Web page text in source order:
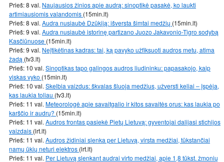
Prieš: 8 val. Naujausios žinios apie audrą: sinoptikė pasakė, ko laukti
artimiausiomis valandomis (15min.lt)
Prieš: 8 val. Audra nusiaubė Dzūkiją: išversta šimtai medžių (15min.lt)
Prieš: 9 val. Audra nusiaubė istorinę partizano Juozo Jakavonio-Tigro sodybą
Kasčiūnuose (15min.lt)
Prieš: 9 val. Neįtikėtinas kadras: tai, ką pavyko užfiksuoti audros metu, atima
žadą (tv3.lt)
Prieš: 10 val. Sinoptikas tapo galingos audros liudininku: papasakojo, kaip
viskas vyko (15min.lt)
Prieš: 10 val. Skelbia vaizdus: škvalas šluoja medžius, užversti keliai – įspėja,
kas laukia toliau (tv3.lt)
Prieš: 11 val. Meteorologė apie savaitgalio ir kitos savaitės orus: kas laukia po
karščio ir audrų? (15min.lt)
Prieš: 11 val. Audros frontas pasiekė Pietų Lietuvą: gyventojai dalijasi stichijos
vaizdais (lrt.lt)
Prieš: 11 val. Audros židiniai slenka per Lietuvą, virsta medžiai, tūkstančiai
namų ūkių neturi elektros (lrt.lt)
Prieš: 11 val. Per Lietuvą slenkant audrai virto medžiai, apie 1,8 tūkst. žmonių